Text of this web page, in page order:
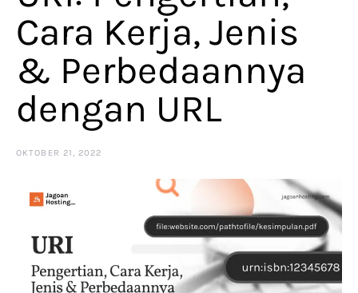
Cara Kerja, Jenis
& Perbedaannya
dengan URL
OKTOBER 21, 2022